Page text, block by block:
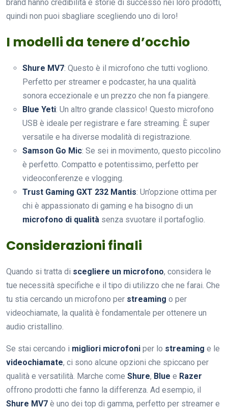
brand hanno credibilità e storie di successo nei loro prodotti,
quindi non puoi sbagliare scegliendo uno di loro!
I modelli da tenere d’occhio
Shure MV7: Questo è il microfono che tutti vogliono.
Perfetto per streamer e podcaster, ha una qualità
sonora eccezionale e un prezzo che non fa piangere.
Blue Yeti: Un altro grande classico! Questo microfono
USB è ideale per registrare e fare streaming. È super
versatile e ha diverse modalità di registrazione.
Samson Go Mic: Se sei in movimento, questo piccolino
è perfetto. Compatto e potentissimo, perfetto per
videoconferenze e vlogging.
Trust Gaming GXT 232 Mantis: Un’opzione ottima per
chi è appassionato di gaming e ha bisogno di un
microfono di qualità senza svuotare il portafoglio.
Considerazioni finali
Quando si tratta di scegliere un microfono, considera le
tue necessità specifiche e il tipo di utilizzo che ne farai. Che
tu stia cercando un microfono per streaming o per
videochiamate, la qualità è fondamentale per ottenere un
audio cristallino.
Se stai cercando i migliori microfoni per lo streaming e le
videochiamate, ci sono alcune opzioni che spiccano per
qualità e versatilità. Marche come Shure, Blue e Razer
offrono prodotti che fanno la differenza. Ad esempio, il
Shure MV7 è uno dei top di gamma, perfetto per streamer e